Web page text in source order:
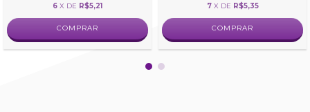
6 X DE R$5,21
COMPRAR
7 X DE R$5,35
COMPRAR